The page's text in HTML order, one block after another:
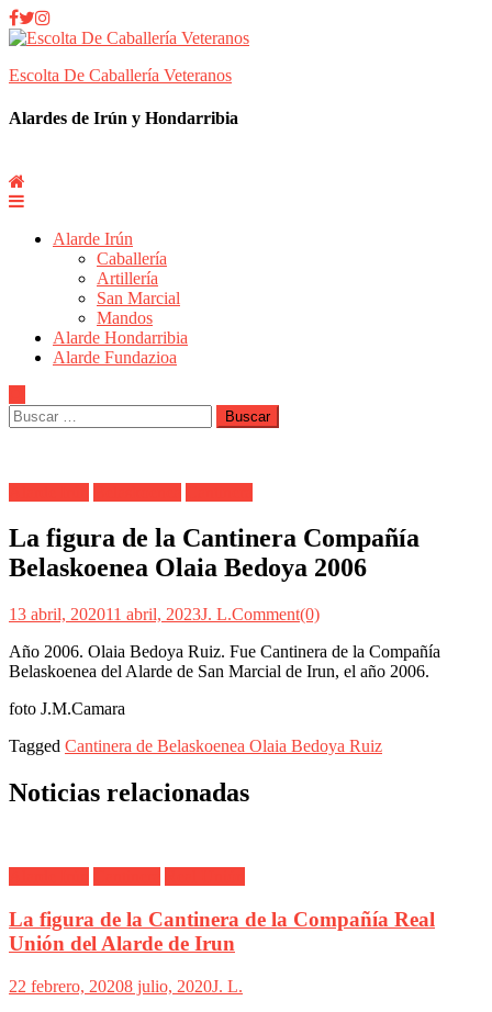
Skip
to
Escolta De Caballería Veteranos
Alardes de Irún y Hondarribia
Alarde Irún
Caballería
Artillería
San Marcial
Mandos
Alarde Hondarribia
Alarde Fundazioa
Buscar:
La figura de la Cantinera Compañía
Belaskoenea Olaia Bedoya 2006
13 abril, 202011 abril, 2023J. L.Comment(0)
Año 2006. Olaia Bedoya Ruiz. Fue Cantinera de la Compañía
Belaskoenea del Alarde de San Marcial de Irun, el año 2006.
foto J.M.Camara
Tagged Cantinera de Belaskoenea Olaia Bedoya Ruiz
Noticias relacionadas
La figura de la Cantinera de la Compañía Real
Unión del Alarde de Irun
22 febrero, 20208 julio, 2020J. L.